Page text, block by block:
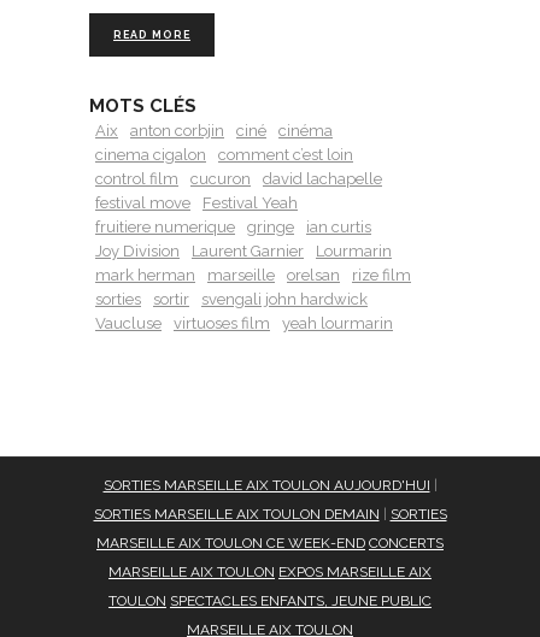
READ MORE
MOTS CLÉS
Aix anton corbjin ciné
cinéma
cinema cigalon
comment c’est loin
control film
cucuron
david lachapelle
festival move
Festival Yeah
fruitiere numerique
gringe
ian curtis
Joy Division
Laurent Garnier
Lourmarin
mark herman
marseille orelsan
rize film
sorties
sortir
svengali john hardwick
Vaucluse
virtuoses film yeah lourmarin
SORTIES MARSEILLE AIX TOULON AUJOURD'HUI |
SORTIES MARSEILLE AIX TOULON DEMAIN | SORTIES
MARSEILLE AIX TOULON CE WEEK-END CONCERTS
MARSEILLE AIX TOULON EXPOS MARSEILLE AIX
TOULON SPECTACLES ENFANTS, JEUNE PUBLIC
MARSEILLE AIX TOULON